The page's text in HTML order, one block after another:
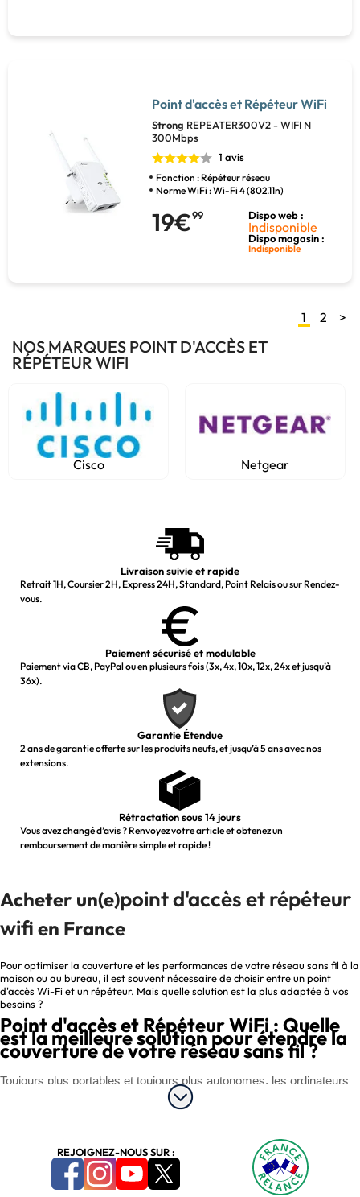
Point d'accès et Répéteur WiFi
Strong REPEATER300V2 - WIFI N
300Mbps
1 avis
Fonction : Répéteur réseau
Norme WiFi : Wi-Fi 4 (802.11n)
19€99 Dispo web :
Indisponible
Dispo magasin :
Indisponible
1 2 >
NOS MARQUES POINT D'ACCÈS ET
RÉPÉTEUR WIFI
Cisco Netgear
Livraison suivie et rapide
Retrait 1H, Coursier 2H, Express 24H, Standard, Point Relais ou sur Rendez-
vous.
Paiement sécurisé et modulable
Paiement via CB, PayPal ou en plusieurs fois (3x, 4x, 10x, 12x, 24x et jusqu’à
36x).
Garantie Étendue
2 ans de garantie offerte sur les produits neufs, et jusqu’à 5 ans avec nos
extensions.
Rétractation sous 14 jours
Vous avez changé d’avis ? Renvoyez votre article et obtenez un
remboursement de manière simple et rapide !
Acheter un(e)point d'accès et répéteur
wifi en France
Pour optimiser la couverture et les performances de votre réseau sans fil à la
maison ou au bureau, il est souvent nécessaire de choisir entre un point
d'accès Wi-Fi et un répéteur. Mais quelle solution est la plus adaptée à vos
besoins ?
Point d'accès et Répéteur WiFi : Quelle
est la meilleure solution pour étendre la
couverture de votre réseau sans fil ?
Toujours plus portables et toujours plus autonomes, les ordinateurs
et périphériques Informatiques utilisent de plus en plus les réseaux
sans fil pour communiquer alliant ainsi performances et grand
intégrer des modules Wifi peu performants ou encore ne pas intégrer
de modules Wifi. Il se peut également que vous souhaitiez étendre
les capacités de votre réseau sans fil existant en implantant un
nouveau point d'accès Wi-Fi aux côtés du point d’accès existant ou
REJOIGNEZ-NOUS SUR :